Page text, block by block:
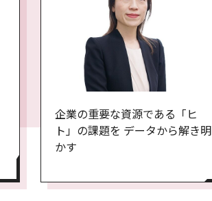
企業の重要な資源である「ヒ
ト」の課題を データから解き明
かす